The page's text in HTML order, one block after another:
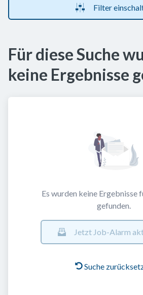
Filter
Für diese Suche
keine Ergebnisse
Es wurden keine Ergebnisse
gefunden.
Jetzt Job-Alarm
Suche